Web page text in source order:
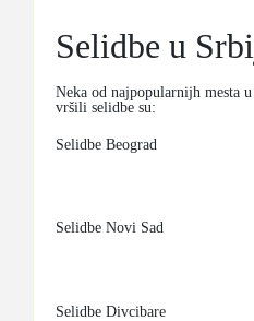
Selidbe u
Neka od najpopularnijh mesta
vršili selidbe su:
Selidbe Beograd
Selidbe Novi Sad
Selidbe Divcibare